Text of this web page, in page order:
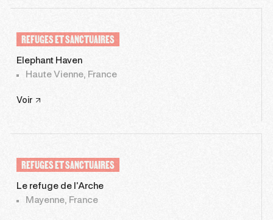
REFUGES ET SANCTUAIRES
Elephant Haven
Haute Vienne, France
Voir
REFUGES ET SANCTUAIRES
Le refuge de l’Arche
Mayenne, France